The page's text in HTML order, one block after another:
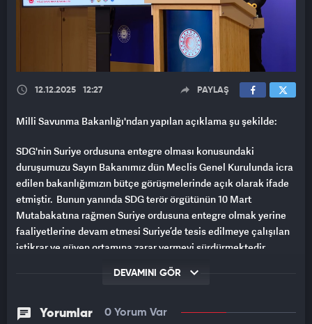
12.12.2025 12:27 PAYLAŞ
Milli Savunma Bakanlığı'ndan yapılan açıklama şu şekilde:
SDG'nin Suriye ordusuna entegre olması konusundaki
duruşumuzu Sayın Bakanımız dün Meclis Genel Kurulunda icra
edilen bakanlığımızın bütçe görüşmelerinde açık olarak ifade
etmiştir. Bunun yanında SDG terör örgütünün 10 Mart
Mutabakatına rağmen Suriye ordusuna entegre olmak yerine
faaliyetlerine devam etmesi Suriye’de tesis edilmeye çalışılan
istikrar ve güven ortamına zarar vermeyi sürdürmektedir.
Bazı ülkelerin eylem ve söylemleri ile terör örgütü SDG’yi
cesaretlendirdiği görülmektedir.
DEVAMINI GÖR
Yorumlar 0 Yorum Var